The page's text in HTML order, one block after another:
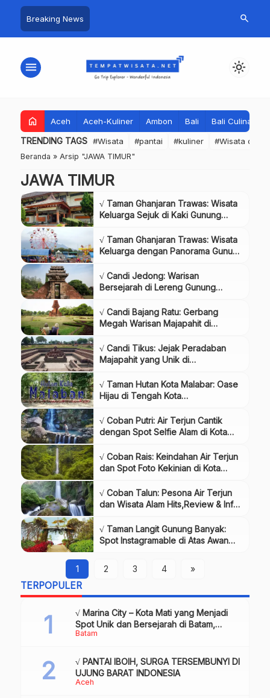
Breaking News search
menu light_mode
home Aceh Aceh-Kuliner Ambon Bali Bali Culinary
TRENDING TAGS #Wisata #pantai #kuliner #Wisata dan
Beranda » Arsip "JAWA TIMUR"
JAWA TIMUR
√ Taman Ghanjaran Trawas: Wisata
Keluarga Sejuk di Kaki Gunung
√ Taman Ghanjaran Trawas: Wisata
Keluarga dengan Panorama Gunung
√ Candi Jedong: Warisan
Bersejarah di Lereng Gunung
√ Candi Bajang Ratu: Gerbang
Megah Warisan Majapahit di
√ Candi Tikus: Jejak Peradaban
Majapahit yang Unik di
√ Taman Hutan Kota Malabar: Oase
Hijau di Tengah Kota
√ Coban Putri: Air Terjun Cantik
dengan Spot Selfie Alam di Kota
√ Coban Rais: Keindahan Air Terjun
dan Spot Foto Kekinian di Kota
√ Coban Talun: Pesona Air Terjun
dan Wisata Alam Hits,Review & Info
√ Taman Langit Gunung Banyak:
Spot Instagramable di Atas Awan
1
2 3 4 »
TERPOPULER
Batam
√ Marina City – Kota Mati yang Menjadi
Spot Unik dan Bersejarah di Batam,
Review & Info
Aceh
√ PANTAI IBOIH, SURGA TERSEMBUNYI DI
UJUNG BARAT INDONESIA